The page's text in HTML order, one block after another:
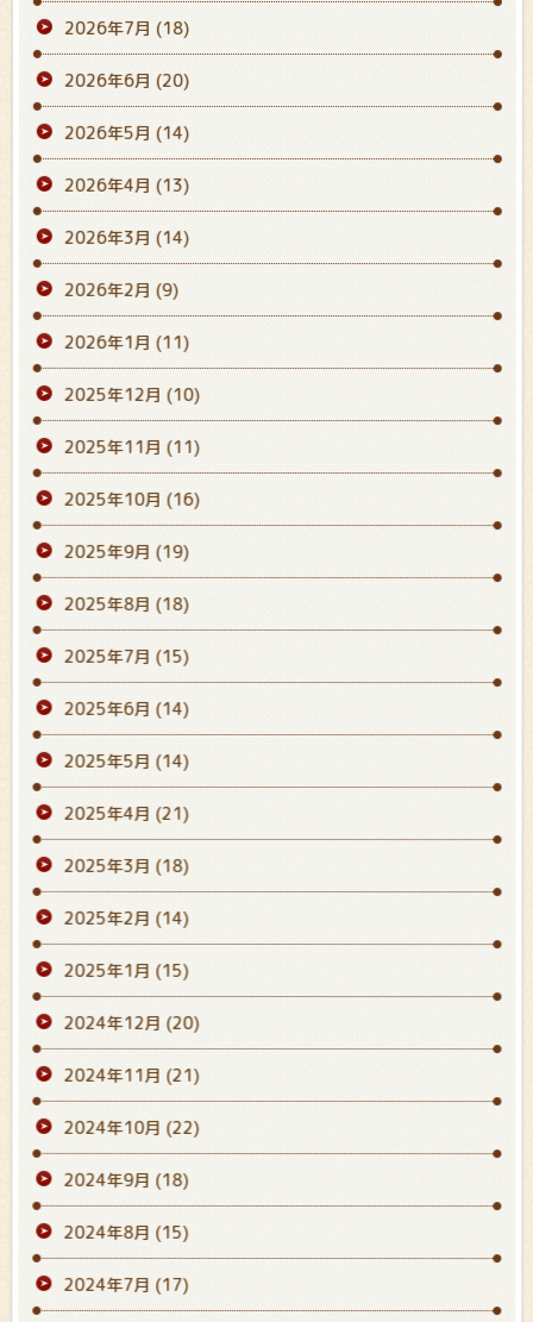
2026年7月 (18)
2026年6月 (20)
2026年5月 (14)
2026年4月 (13)
2026年3月 (14)
2026年2月 (9)
2026年1月 (11)
2025年12月 (10)
2025年11月 (11)
2025年10月 (16)
2025年9月 (19)
2025年8月 (18)
2025年7月 (15)
2025年6月 (14)
2025年5月 (14)
2025年4月 (21)
2025年3月 (18)
2025年2月 (14)
2025年1月 (15)
2024年12月 (20)
2024年11月 (21)
2024年10月 (22)
2024年9月 (18)
2024年8月 (15)
2024年7月 (17)